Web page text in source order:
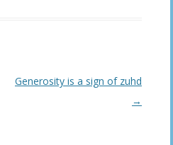
Generosity is a sign of zuhd
→